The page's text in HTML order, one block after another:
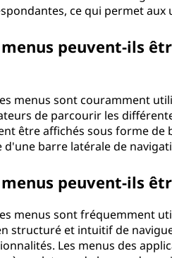
ce qui permet aux
menus peuvent-ils
menus sont couramment
de parcourir les
être affichés sous forme de
d'une barre latérale de
menus peuvent-ils
menus sont fréquemment
structuré et intuitif de
Les menus des